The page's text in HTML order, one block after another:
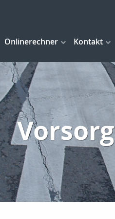
Onlinerechner Kontakt